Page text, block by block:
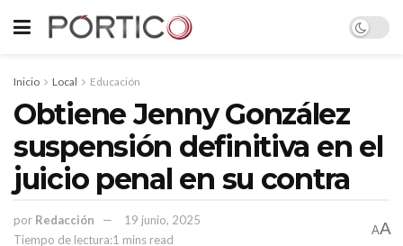
Inicio Local Educación
Obtiene Jenny González
suspensión definitiva en el
juicio penal en su contra
por Redacción
19 junio, 2025
Tiempo de lectura:1 mins read
AA